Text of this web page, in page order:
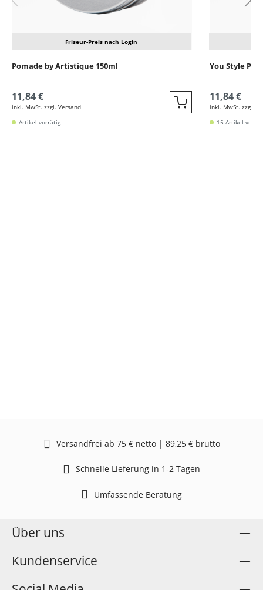
Friseur-Preis nach Login
Pomade by Artistique 150ml
11,84 €
inkl. MwSt. zzgl. Versand Quickbuy
Artikel vorrätig
You Style
11,84 €
inkl. MwSt. zzgl.
15 Artikel
Versandfrei ab 75 € netto | 89,25 € brutto
Schnelle Lieferung in 1-2 Tagen
Umfassende Beratung
Über uns
Kundenservice